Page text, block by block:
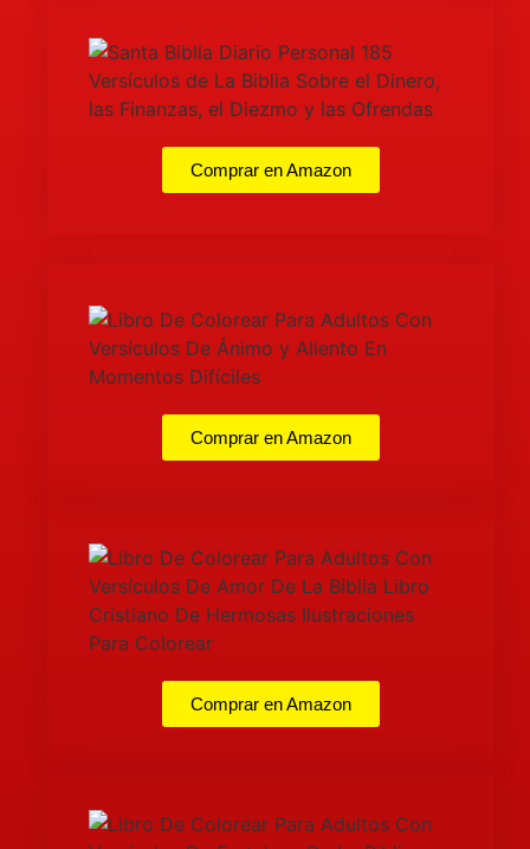
Comprar en Amazon
Comprar en Amazon
Comprar en Amazon